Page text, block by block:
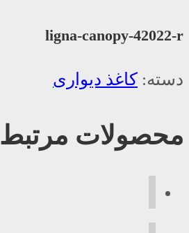
ligna-canopy-42022-r
دسته: کاغذ دیواری
محصولات مرتبط